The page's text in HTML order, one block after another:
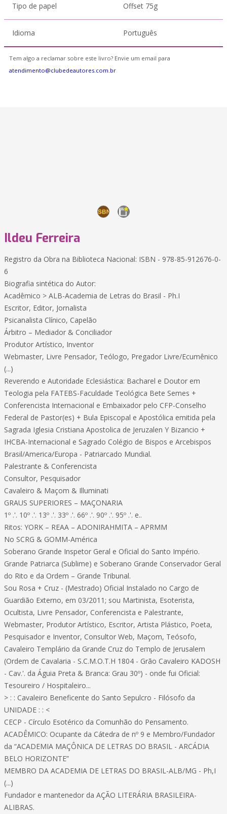
Tipo de papel Offset 75g
Idioma Português
Tem algo a reclamar sobre este livro? Envie um email para
atendimento@clubedeautores.com.br
Ildeu Ferreira
Registro da Obra na Biblioteca Nacional: ISBN - 978-85-912676-0-
6
Biografia sintética do Autor:
Acadêmico > ALB-Academia de Letras do Brasil - Ph.I
Escritor, Editor, Jornalista
Psicanalista Clínico, Capelão
Árbitro – Mediador & Conciliador
Produtor Artístico, Inventor
Webmaster, Livre Pensador, Teólogo, Pregador Livre/Ecumênico
(...)
Reverendo e Autoridade Eclesiástica: Bacharel e Doutor em
Teologia pela FATEBS-Faculdade Teológica Bete Semes +
Conferencista Internacional e Embaixador pelo CFP-Conselho
Federal de Pastor(es) + Bula Episcopal e Apostólica emitida pela
Sagrada Iglesia Cristiana Apostolica de Jeruzalen Y Bizancio +
IHCBA-Internacional e Sagrado Colégio de Bispos e Arcebispos
Brasil/America/Europa - Patriarcado Mundial.
Palestrante & Conferencista
Consultor, Pesquisador
Cavaleiro & Maçom & Illuminati
GRAUS SUPERIORES – MAÇONARIA
1º .'. 10º .'. 13º .'. 33º .'. 66º .'. 90º .'. 95º .'. e..
Ritos: YORK – REAA – ADONIRAHMITA – APRMM
No SCRG & GOMM-América
Soberano Grande Inspetor Geral e Oficial do Santo Império.
Grande Patriarca (Sublime) e Soberano Grande Conservador Geral
do Rito e da Ordem – Grande Tribunal.
Sou Rosa + Cruz - (Mestrado) Oficial Instalado no Cargo de
Guardião Externo, em 03/2011; sou Martinista, Esoterista,
Ocultista, Livre Pensador, Conferencista e Palestrante,
Webmaster, Produtor Artístico, Escritor, Artista Plástico, Poeta,
Pesquisador e Inventor, Consultor Web, Maçom, Teósofo,
Cavaleiro Templário da Grande Cruz do Templo de Jerusalem
(Ordem de Cavalaria - S.C.M.O.T.H 1804 - Grão Cavaleiro KADOSH
- Cav.'. da Águia Preta & Branca: Grau 30º) - onde fui Oficial:
Tesoureiro / Hospitaleiro...
> : : Cavaleiro Beneficente do Santo Sepulcro - Filósofo da
UNIDADE : : <
CECP - Círculo Esotérico da Comunhão do Pensamento.
ACADÊMICO: Ocupante da Cátedra de nº 9 e Membro/Fundador
da “ACADEMIA MAÇÔNICA DE LETRAS DO BRASIL - ARCÁDIA
BELO HORIZONTE”
MEMBRO DA ACADEMIA DE LETRAS DO BRASIL-ALB/MG - Ph,I
(...)
Fundador e mantenedor da AÇÃO LITERÁRIA BRASILEIRA-
ALIBRAS.